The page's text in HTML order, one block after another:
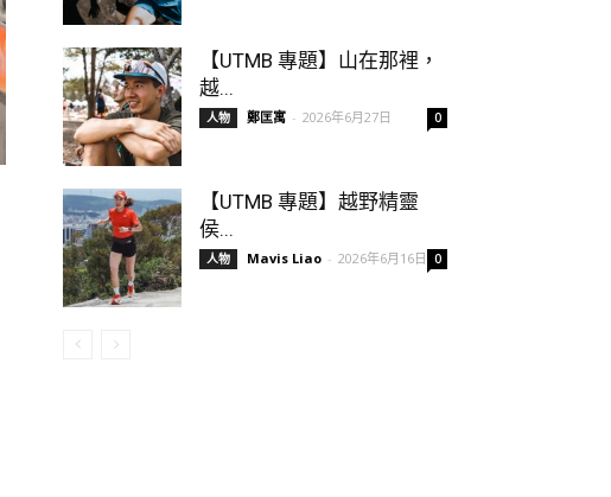
【UTMB 專題】山在那裡，
越...
人物 鄭匡寓 - 2026年6月27日 0
【UTMB 專題】越野精靈
侯...
人物 Mavis Liao - 2026年6月16日 0